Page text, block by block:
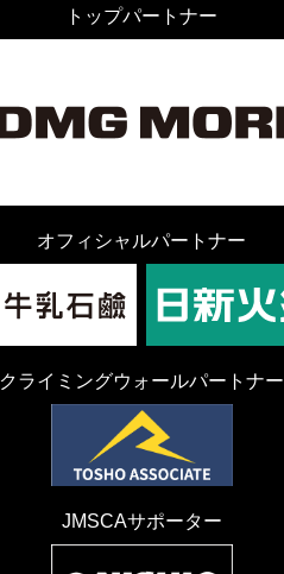
トップパートナー
オフィシャルパートナー
クライミングウォールパートナー
JMSCAサポーター